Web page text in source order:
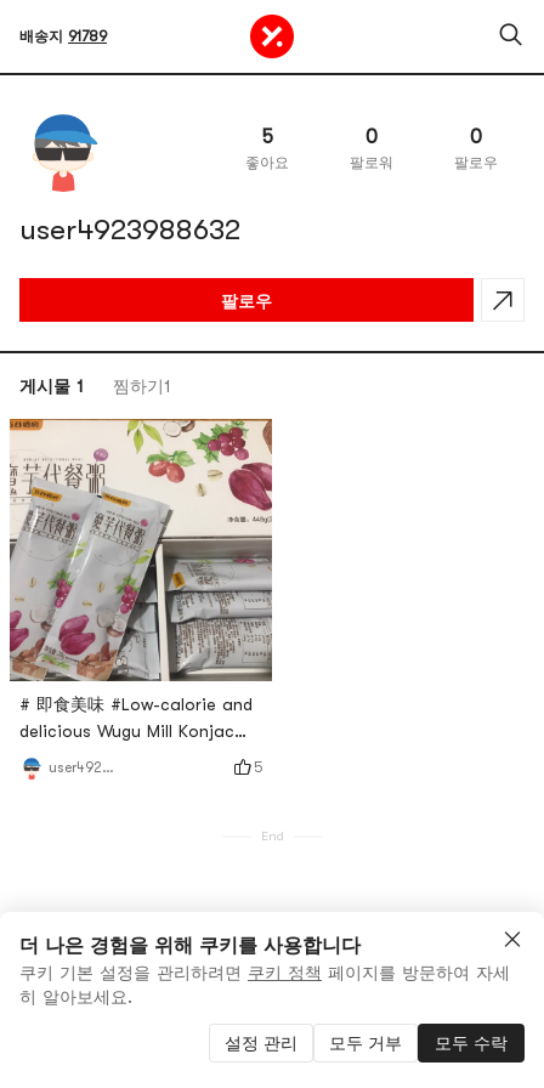
배송지 91789
5
좋아요
0
팔로워
0
팔로우
user4923988632
팔로우
게시물 1 찜하기1
# 即食美味 #Low-calorie and
delicious Wugu Mill Konjac
Meal Replacement Porridge,
this is purple potato 🍠
oven a few minutes turn
almost able to eat healthy
and
user4923988632 5
End
더 나은 경험을 위해 쿠키를 사용합니다
쿠키 기본 설정을 관리하려면 쿠키 정책 페이지를 방문하여 자세
히 알아보세요.
설정 관리 모두 거부 모두 수락